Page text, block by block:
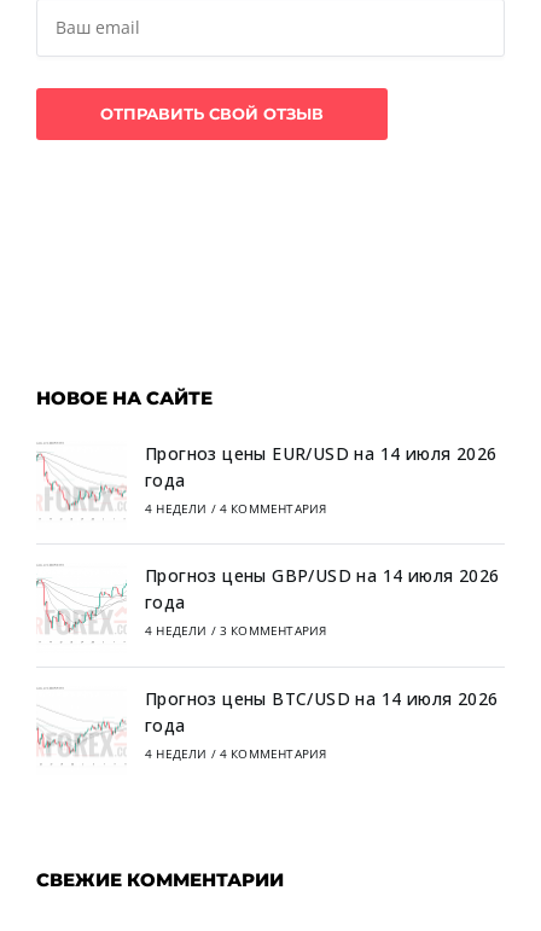
НОВОЕ НА САЙТЕ
Прогноз цены EUR/USD на 14 июля 2026
года
4 НЕДЕЛИ / 4 КОММЕНТАРИЯ
Прогноз цены GBP/USD на 14 июля 2026
года
4 НЕДЕЛИ / 3 КОММЕНТАРИЯ
Прогноз цены BTC/USD на 14 июля 2026
года
4 НЕДЕЛИ / 4 КОММЕНТАРИЯ
СВЕЖИЕ КОММЕНТАРИИ